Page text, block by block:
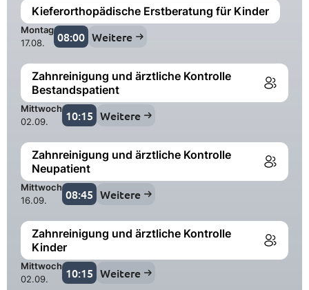
Kieferorthopädische Erstberatung für Kinder
Montag
17.08.
08:00 Weitere
Zahnreinigung und ärztliche Kontrolle
Bestandspatient
Mittwoch
02.09.
10:15 Weitere
Zahnreinigung und ärztliche Kontrolle
Neupatient
Mittwoch
16.09.
08:45 Weitere
Zahnreinigung und ärztliche Kontrolle
Kinder
Mittwoch
02.09.
10:15 Weitere